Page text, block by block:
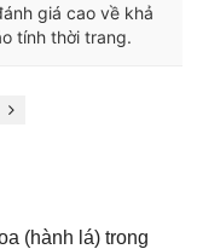
giá cao về khả
tính thời trang.
(hành lá) trong